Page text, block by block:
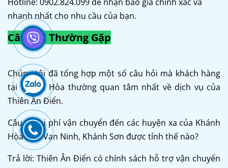
Hotline: 0902.824.099 để nhận báo giá chính xác và
nhanh nhất cho nhu cầu của bạn.
Câu Hỏi Thường Gặp
Chúng tôi đã tổng hợp một số câu hỏi mà khách hàng
tại Khánh Hòa thường quan tâm nhất về dịch vụ của
Thiên Ân Điển.
Câu 1: Chi phí vận chuyển đến các huyện xa của Khánh
Hòa như Vạn Ninh, Khánh Sơn được tính thế nào?
Trả lời: Thiên Ân Điển có chính sách hỗ trợ vận chuyển